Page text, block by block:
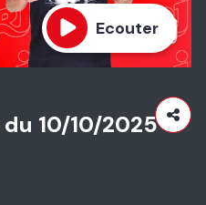
Ecouter
du 10/10/2025 -